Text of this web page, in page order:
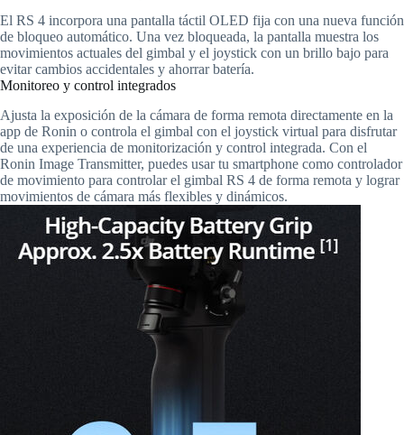
El RS 4 incorpora una pantalla táctil OLED fija con una nueva función
de bloqueo automático. Una vez bloqueada, la pantalla muestra los
movimientos actuales del gimbal y el joystick con un brillo bajo para
evitar cambios accidentales y ahorrar batería.
Monitoreo y control integrados
Ajusta la exposición de la cámara de forma remota directamente en la
app de Ronin o controla el gimbal con el joystick virtual para disfrutar
de una experiencia de monitorización y control integrada. Con el
Ronin Image Transmitter, puedes usar tu smartphone como controlador
de movimiento para controlar el gimbal RS 4 de forma remota y lograr
movimientos de cámara más flexibles y dinámicos.